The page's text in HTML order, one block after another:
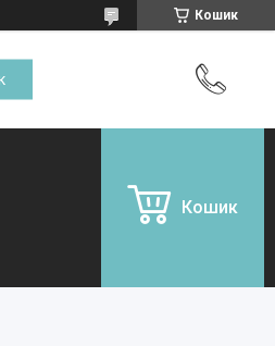
Кошик
Кошик